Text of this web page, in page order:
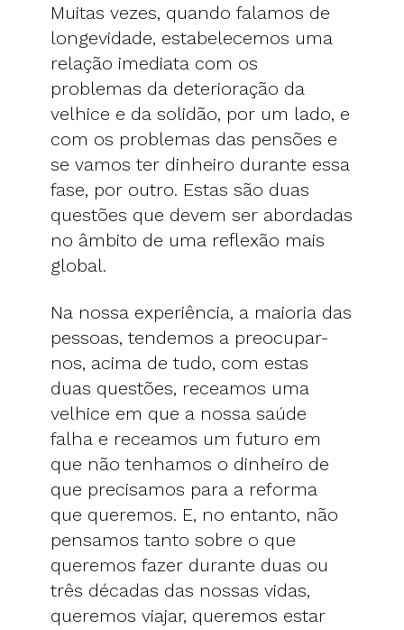
Muitas vezes, quando falamos de
longevidade, estabelecemos uma
relação imediata com os
problemas da deterioração da
velhice e da solidão, por um lado, e
com os problemas das pensões e
se vamos ter dinheiro durante essa
fase, por outro. Estas são duas
questões que devem ser abordadas
no âmbito de uma reflexão mais
global.
Na nossa experiência, a maioria das
pessoas, tendemos a preocupar-
nos, acima de tudo, com estas
duas questões, receamos uma
velhice em que a nossa saúde
falha e receamos um futuro em
que não tenhamos o dinheiro de
que precisamos para a reforma
que queremos. E, no entanto, não
pensamos tanto sobre o que
queremos fazer durante duas ou
três décadas das nossas vidas,
queremos viajar, queremos estar